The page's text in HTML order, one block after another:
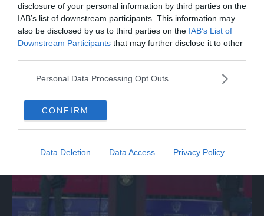
disclosure of your personal information by third parties on the
IAB’s list of downstream participants. This information may
also be disclosed by us to third parties on the IAB’s List of
Downstream Participants that may further disclose it to other
Personal Data Processing Opt Outs
CONFIRM
Data Deletion Data Access Privacy Policy
Da Bolzano alla Mongolia con una Panda
da 150 euro